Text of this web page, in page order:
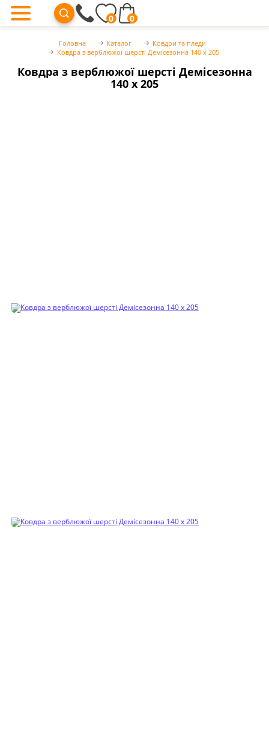
0 0
Головна Каталог
Ковдри та пледи
Ковдра з верблюжої шерсті Демісезонна 140 х 205
Ковдра з верблюжої шерсті Демісезонна
140 х 205